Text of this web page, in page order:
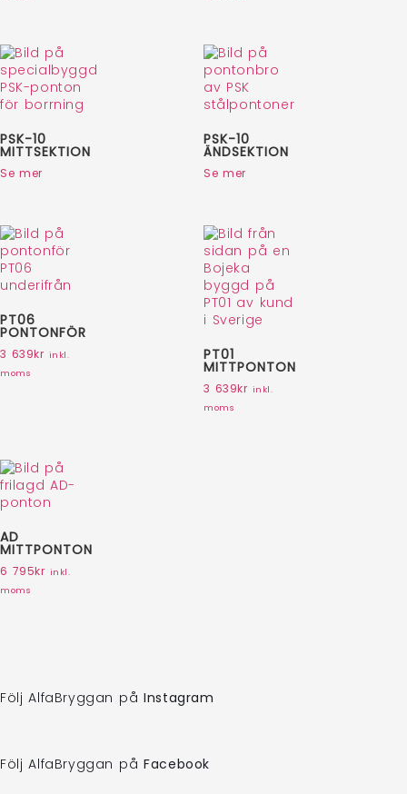
PSK-10
MITTSEKTION
Se mer
PSK-10
ÄNDSEKTION
Se mer
PT06
PONTONFÖR
3 639kr inkl.
moms
PT01
MITTPONTON
3 639kr inkl.
moms
AD
MITTPONTON
6 795kr inkl.
moms
Följ AlfaBryggan på Instagram
Följ AlfaBryggan på Facebook